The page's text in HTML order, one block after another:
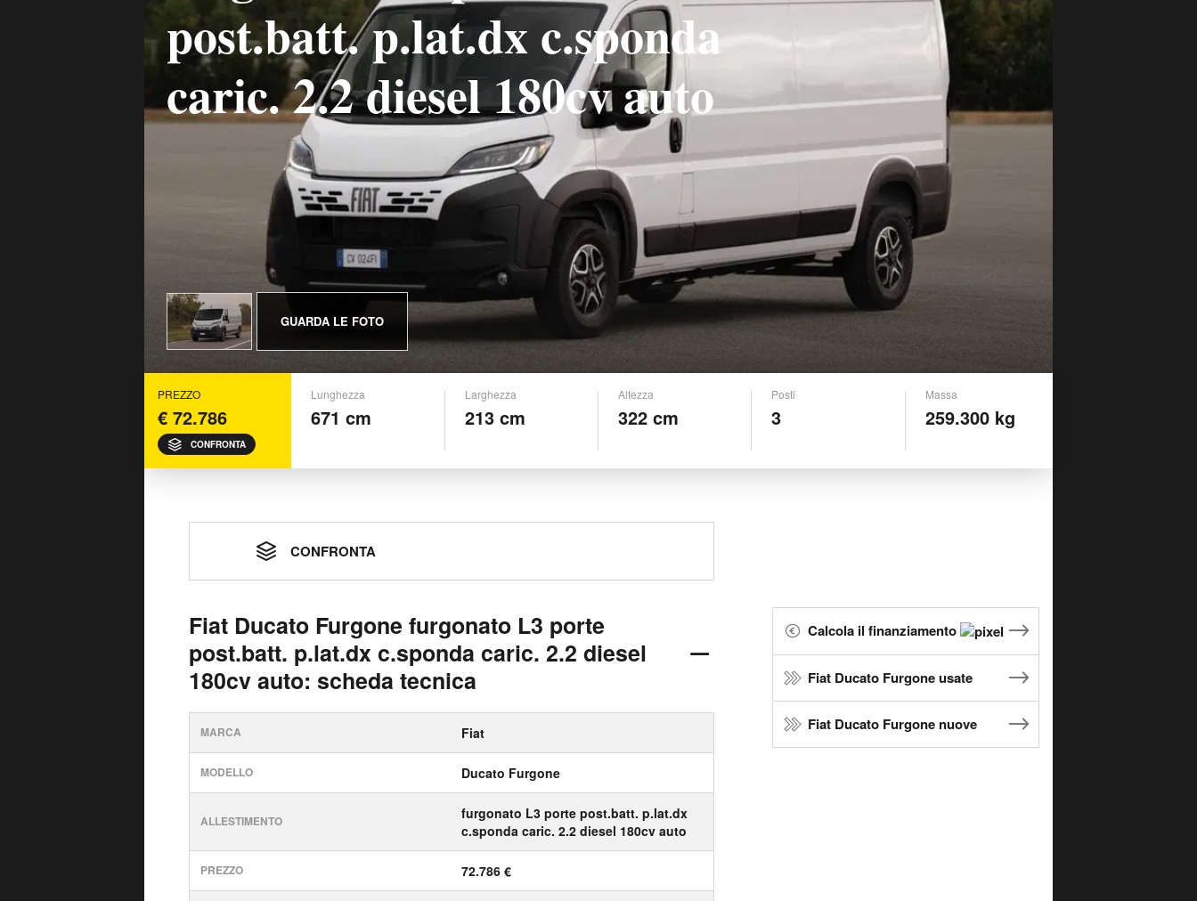
post.batt. p.lat.dx c.sponda
caric. 2.2 diesel 180cv auto
GUARDA LE FOTO
PREZZO
€ 72.786
CONFRONTA
Lunghezza
671 cm
Larghezza
213 cm
Altezza
322 cm
Posti
3
Massa
259.300 kg
CONFRONTA
Fiat Ducato Furgone furgonato L3 porte
post.batt. p.lat.dx c.sponda caric. 2.2 diesel
180cv auto: scheda tecnica
MARCA Fiat
MODELLO Ducato Furgone
ALLESTIMENTO
furgonato L3 porte post.batt. p.lat.dx
c.sponda caric. 2.2 diesel 180cv auto
PREZZO 72.786 €
Calcola il finanziamento
Fiat Ducato Furgone usate
Fiat Ducato Furgone nuove